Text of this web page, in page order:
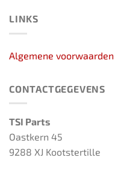
LINKS
Algemene voorwaarden
CONTACTGEGEVENS
TSI Parts
Oastkern 45
9288 XJ Kootstertille